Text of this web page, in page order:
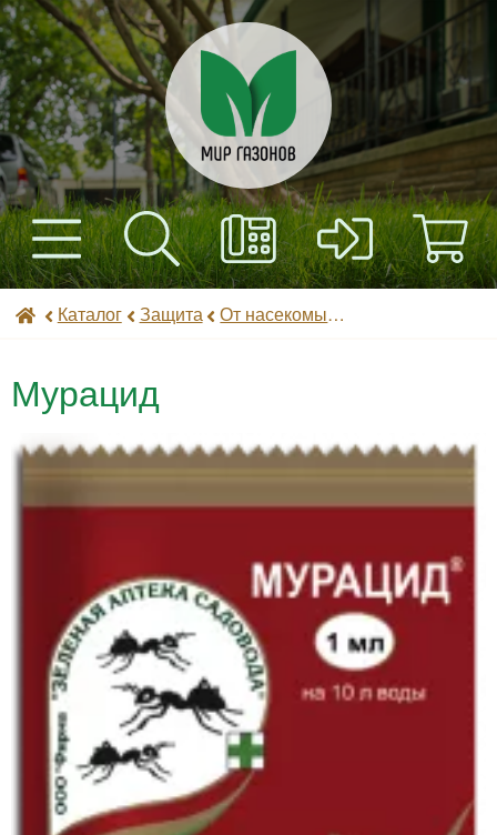
Каталог
Оплата
+7(495) 597-82-01
Найти
Мир газонов
Каталог Защита От насекомых (инсектициды)
Мурацид